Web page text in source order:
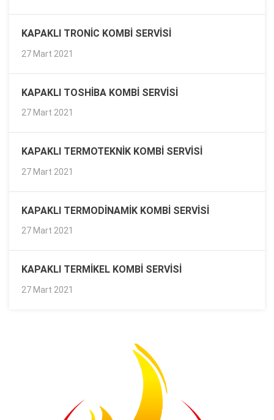
KAPAKLI TRONIC KOMBI SERVISI
27 Mart 2021
KAPAKLI TOSHIBA KOMBI SERVISI
27 Mart 2021
KAPAKLI TERMOTEKNIK KOMBI SERVISI
27 Mart 2021
KAPAKLI TERMODINAMIK KOMBI SERVISI
27 Mart 2021
KAPAKLI TERMIKEL KOMBI SERVISI
27 Mart 2021